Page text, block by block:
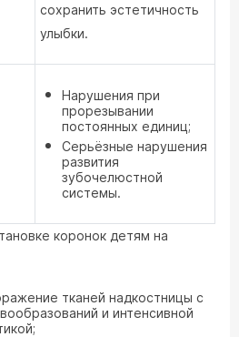
сохранить эстетичность
улыбки.
Нарушения при
прорезывании
постоянных единиц;
Серьёзные нарушения
развития
зубочелюстной
системы.
коронок детям на
тканей надкостницы с
и интенсивной